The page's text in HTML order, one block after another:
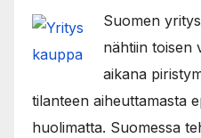
Suomen
nähtiin toisen
aikana
tilanteen aiheuttamasta
huolimatta. Suomessa